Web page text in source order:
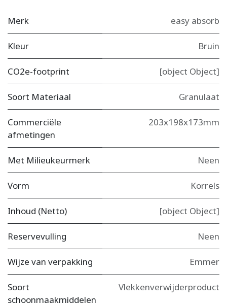
Merk easy absorb
Kleur Bruin
CO2e-footprint [object Object]
Soort Materiaal Granulaat
Commerciële
afmetingen
203x198x173mm
Met Milieukeurmerk Neen
Vorm Korrels
Inhoud (Netto) [object Object]
Reservevulling Neen
Wijze van verpakking Emmer
Soort
schoonmaakmiddelen
Vlekkenverwijderproduct